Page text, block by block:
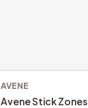
AVENE
Avene Stick Zones